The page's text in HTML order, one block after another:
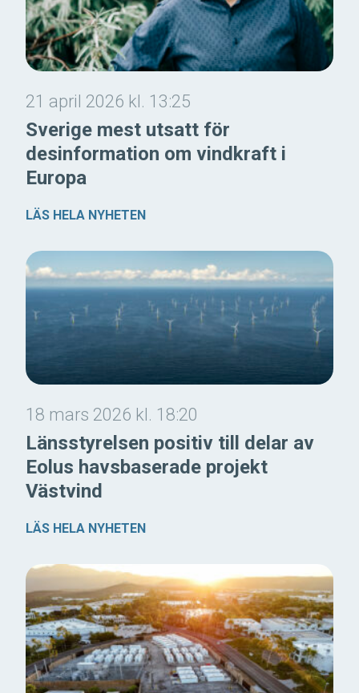
21 april 2026 kl. 13:25
Sverige mest utsatt för
desinformation om vindkraft i
Europa
LÄS HELA NYHETEN
18 mars 2026 kl. 18:20
Länsstyrelsen positiv till delar av
Eolus havsbaserade projekt
Västvind
LÄS HELA NYHETEN